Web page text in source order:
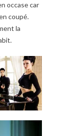
occase car
coupé.
la